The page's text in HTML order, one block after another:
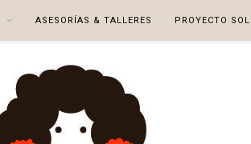
ASESORÍAS & TALLERES PROYECTO